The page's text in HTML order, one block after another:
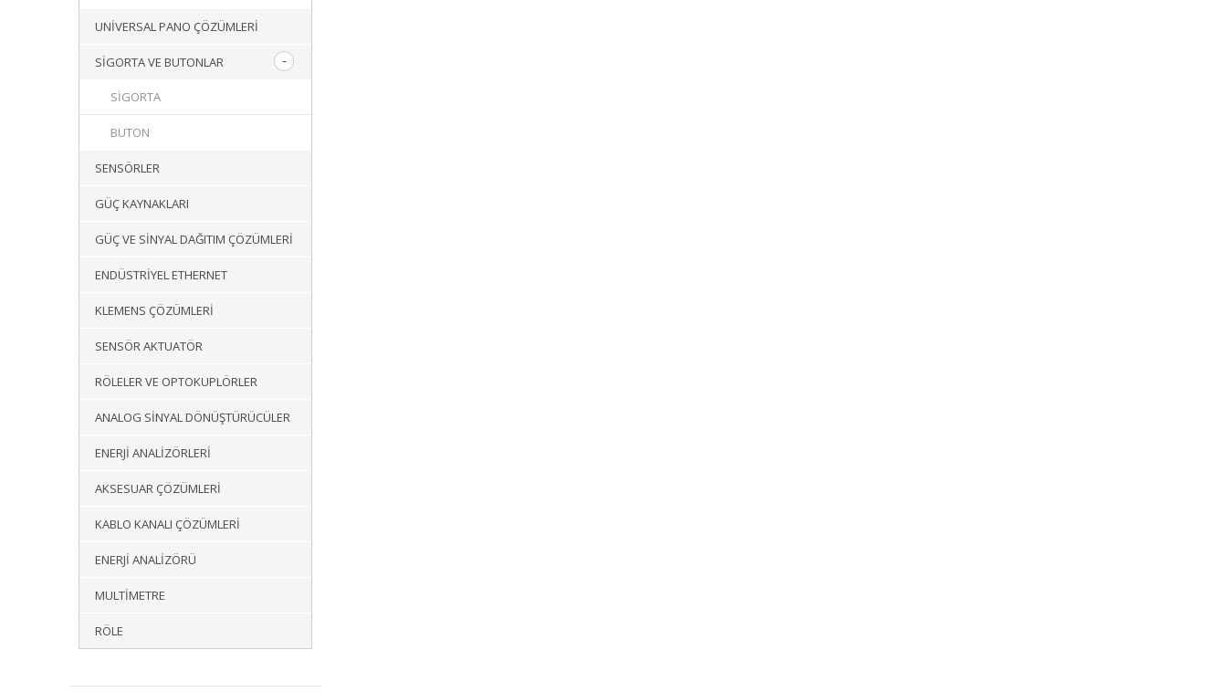
UNIVERSAL PANO ÇÖZÜMLERI
SIGORTA VE BUTONLAR
SIGORTA
BUTON
SENSÖRLER
GÜÇ KAYNAKLARI
GÜÇ VE SINYAL DAĞITIM ÇÖZÜMLERI
ENDÜSTRIYEL ETHERNET
KLEMENS ÇÖZÜMLERI
SENSÖR AKTUATÖR
RÖLELER VE OPTOKUPLÖRLER
ANALOG SINYAL DÖNÜŞTÜRÜCÜLER
ENERJI ANALIZÖRLERI
AKSESUAR ÇÖZÜMLERI
KABLO KANALI ÇÖZÜMLERI
ENERJI ANALIZÖRÜ
MULTIMETRE
RÖLE